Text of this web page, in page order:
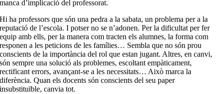
manca d’implicació del professorat.
Hi ha professors que són una pedra a la sabata, un problema per a la
reputació de l’escola. I potser no se n’adonen. Per la dificultat per fer
equip amb ells, per la manera com tracten els alumnes, la forma com
responen a les peticions de les famílies… Sembla que no són prou
conscients de la importància del rol que estan jugant. Altres, en canvi,
són sempre una solució als problemes, escoltant empàticament,
rectificant errors, avançant-se a les necessitats… Això marca la
diferència. Quan els docents són conscients del seu paper
insubstituïble, canvia tot.